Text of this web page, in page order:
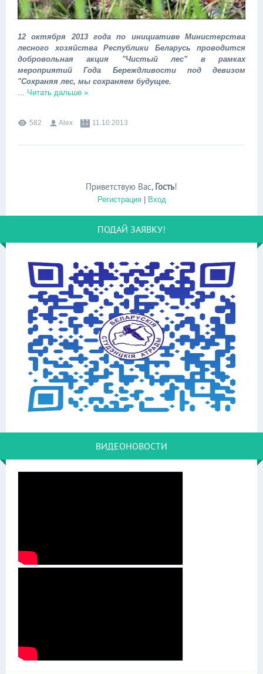
12 октября 2013 года по инициативе Министерства
лесного хозяйства Республики Беларусь проводится
добровольная акция "Чистый лес" в рамках
мероприятий Года Береждливости под девизом
"Сохраняя лес, мы сохраняем будущее.
... Читать дальше »
582 Alex 11.10.2013
Приветствую Вас, Гость!
Регистрация| Вход
ПОДАЙ ЗАЯВКУ!
ВИДЕОНОВОСТИ